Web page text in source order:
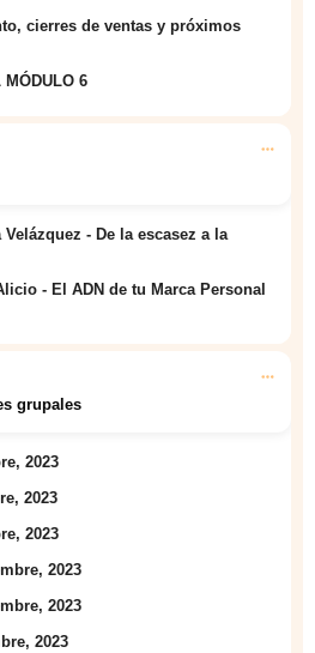
cierres de ventas y próximos
MÓDULO 6
- De la escasez a la
- El ADN de tu Marca Personal
grupales
2023
2023
2023
2023
2023
2023